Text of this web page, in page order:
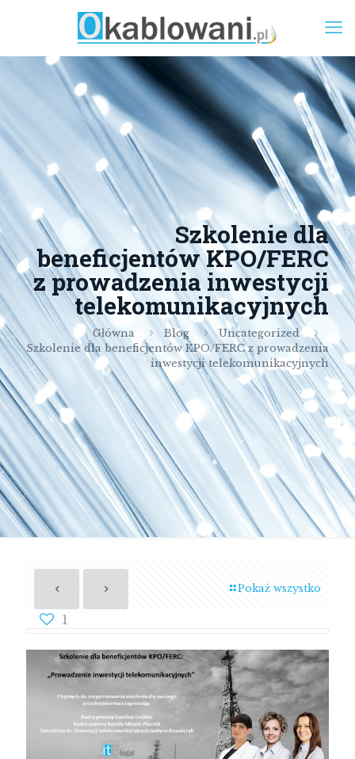
Szkolenie dla
beneficjentów KPO/FERC
z prowadzenia inwestycji
telekomunikacyjnych
Główna Blog
Uncategorized
Szkolenie dla beneficjentów KPO/FERC z prowadzenia
inwestycji telekomunikacyjnych
Pokaż wszystko
1